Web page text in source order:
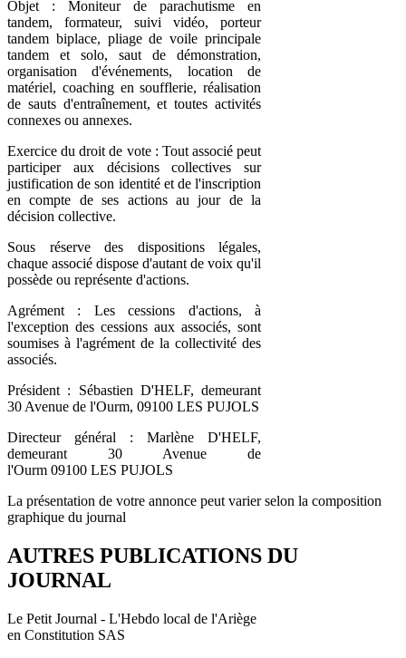
Objet : Moniteur de parachutisme en
tandem, formateur, suivi vidéo, porteur
tandem biplace, pliage de voile principale
tandem et solo, saut de démonstration,
organisation d'événements, location de
matériel, coaching en soufflerie, réalisation
de sauts d'entraînement, et toutes activités
connexes ou annexes.
Exercice du droit de vote : Tout associé peut
participer aux décisions collectives sur
justification de son identité et de l'inscription
en compte de ses actions au jour de la
décision collective.
Sous réserve des dispositions légales,
chaque associé dispose d'autant de voix qu'il
possède ou représente d'actions.
Agrément : Les cessions d'actions, à
l'exception des cessions aux associés, sont
soumises à l'agrément de la collectivité des
associés.
Président : Sébastien D'HELF, demeurant
30 Avenue de l'Ourm, 09100 LES PUJOLS
Directeur général : Marlène D'HELF,
demeurant 30 Avenue de
l'Ourm 09100 LES PUJOLS
La présentation de votre annonce peut varier selon la composition
graphique du journal
AUTRES PUBLICATIONS DU
JOURNAL
Le Petit Journal - L'Hebdo local de l'Ariège
en Constitution SAS